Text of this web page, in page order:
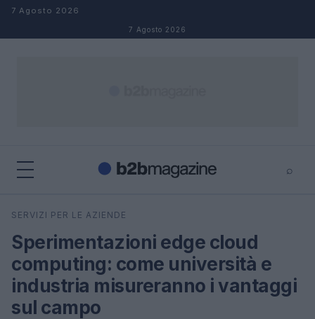
Salta al contenuto
7 Agosto 2026
7 Agosto 2026
⌕
Cerca
SERVIZI PER LE AZIENDE
Sperimentazioni edge cloud
computing: come università e
industria misureranno i vantaggi
sul campo